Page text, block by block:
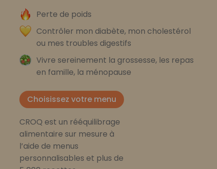
Perte de poids
Contrôler mon diabète, mon cholestérol
ou mes troubles digestifs
Vivre sereinement la grossesse, les repas
en famille, la ménopause
Choisissez votre menu
CROQ est un rééquilibrage
alimentaire sur mesure à
l’aide de menus
personnalisables et plus de